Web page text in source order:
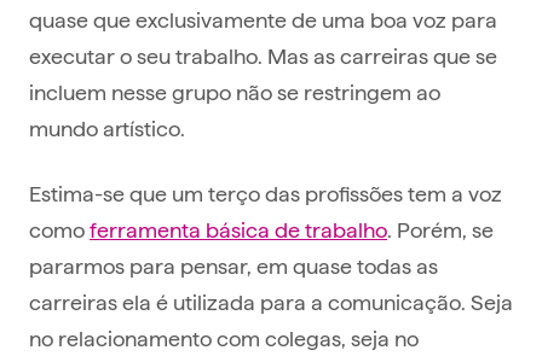
quase que exclusivamente de uma boa voz para
executar o seu trabalho. Mas as carreiras que se
incluem nesse grupo não se restringem ao
mundo artístico.
Estima-se que um terço das profissões tem a voz
comoferramenta básica de trabalho. Porém, se
pararmos para pensar, em quase todas as
carreiras ela é utilizada para a comunicação. Seja
no relacionamento com colegas, seja no